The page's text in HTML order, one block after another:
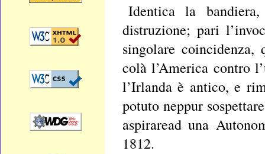
Identica la
distruzione; pari
singolare coincidenza,
colà l’America contro
l’Irlanda è antico, e
potuto neppur
aspiraread una
1812.